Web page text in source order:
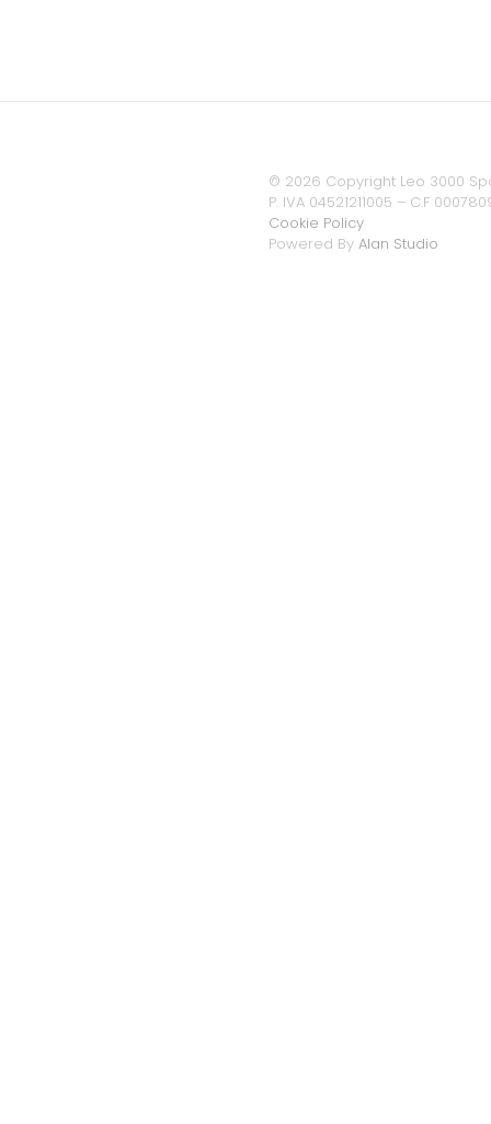
© 2026 Copyright Leo 3000
P. IVA 04521211005 – C.F
Cookie Policy
Powered By Alan Studio